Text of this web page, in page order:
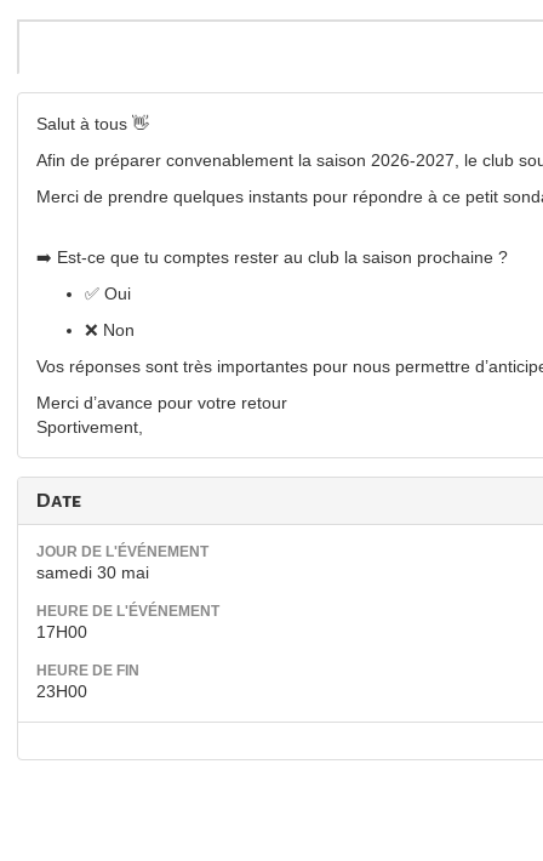
Salut à tous 👋
Afin de préparer convenablement la saison 2026-2027, le club
Merci de prendre quelques instants pour répondre à ce petit
➡️ Est-ce que tu comptes rester au club la saison prochaine ?
✅ Oui
❌ Non
Vos réponses sont très importantes pour nous permettre
Merci d’avance pour votre retour
Sportivement,
Date
JOUR DE L'ÉVÉNEMENT
samedi 30 mai
HEURE DE L'ÉVÉNEMENT
17H00
HEURE DE FIN
23H00